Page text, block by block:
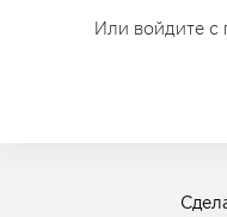
Или войдите